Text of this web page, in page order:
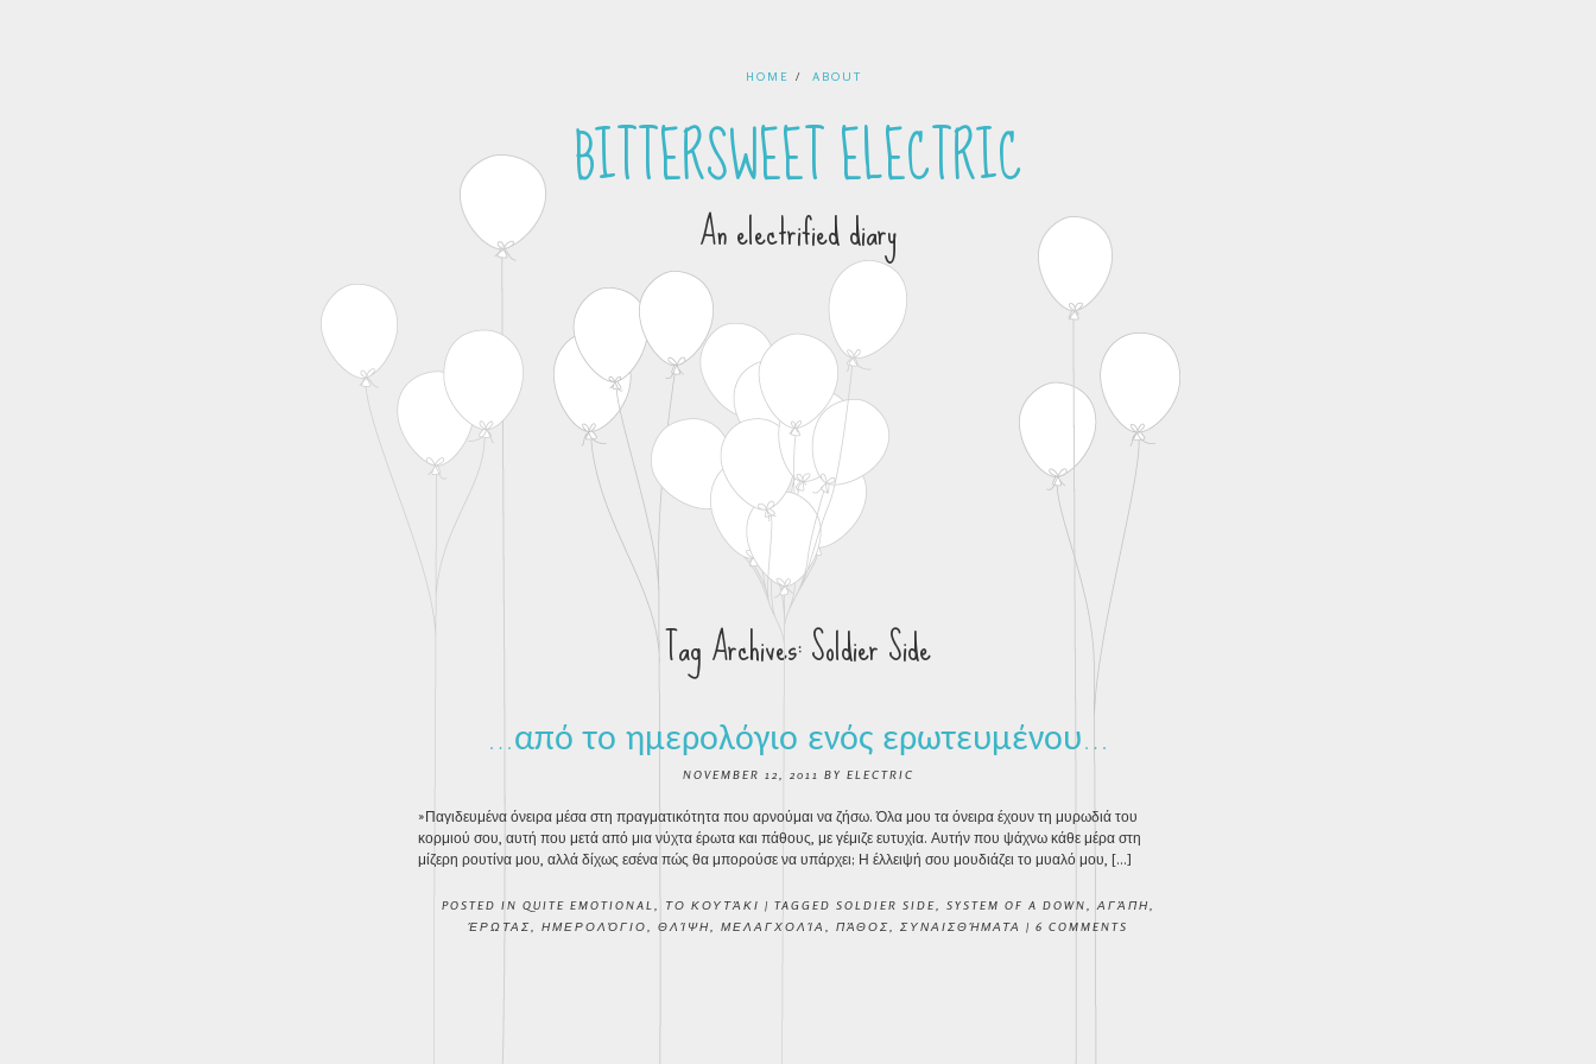
HOME ABOUT
BITTERSWEET ELECTRIC
An electrified diary
Tag Archives:Soldier Side
…από το ημερολόγιο ενός ερωτευμένου…
NOVEMBER 12, 2011 BY ELECTRIC
»Παγιδευμένα όνειρα μέσα στη πραγματικότητα που αρνούμαι να ζήσω. Όλα μου τα όνειρα έχουν τη μυρωδιά του
κορμιού σου, αυτή που μετά από μια νύχτα έρωτα και πάθους, με γέμιζε ευτυχία. Αυτήν που ψάχνω κάθε μέρα στη
μίζερη ρουτίνα μου, αλλά δίχως εσένα πώς θα μπορούσε να υπάρχει; Η έλλειψή σου μουδιάζει το μυαλό μου, […]
POSTED IN QUITE EMOTIONAL ΤΟ ΚΟΥΤΆΚΙ | TAGGED SOLDIER SIDE SYSTEM OF A DOWN ΑΓΆΠΗ
ΈΡΩΤΑΣ
ΗΜΕΡΟΛΌΓΙΟ ΘΛΊΨΗ ΜΕΛΑΓΧΟΛΊΑ ΠΆΘΟΣ ΣΥΝΑΙΣΘΉΜΑΤΑ | 6 COMMENTS